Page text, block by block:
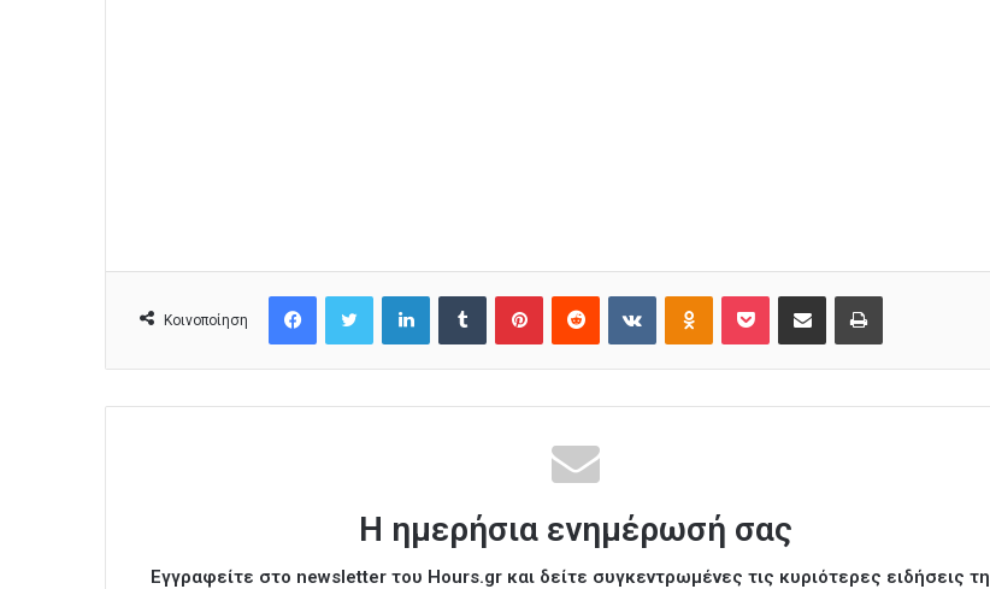
Κοινοποίηση
Η ημερήσια ενημέρωσή σας
Εγγραφείτε στο newsletter του Hours.gr και δείτε συγκεντρωμένες τις κυριότερες ειδήσεις